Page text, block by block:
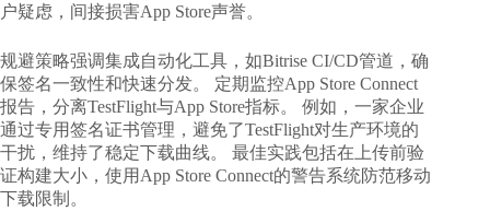
户疑虑，间接损害App Store声誉。
规避策略强调集成自动化工具，如Bitrise CI/CD管道，确
保签名一致性和快速分发。 定期监控App Store Connect
报告，分离TestFlight与App Store指标。 例如，一家企业
通过专用签名证书管理，避免了TestFlight对生产环境的
干扰，维持了稳定下载曲线。 最佳实践包括在上传前验
证构建大小，使用App Store Connect的警告系统防范移动
下载限制。